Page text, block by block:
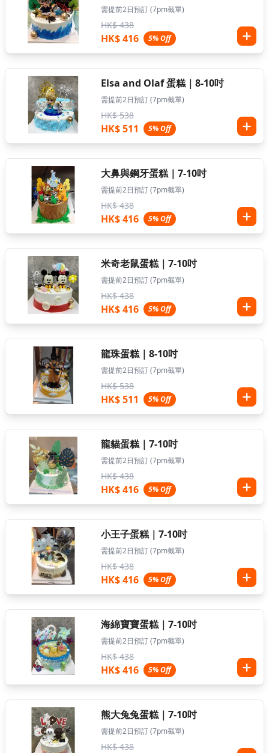
需提前2日預訂 (7pm截單)
HK$ 438
HK$ 416 5% Off
Elsa and Olaf 蛋糕｜8-10吋
需提前2日預訂 (7pm截單)
HK$ 538
HK$ 511 5% Off
大鼻與鋼牙蛋糕｜7-10吋
需提前2日預訂 (7pm截單)
HK$ 438
HK$ 416 5% Off
米奇老鼠蛋糕｜7-10吋
需提前2日預訂 (7pm截單)
HK$ 438
HK$ 416 5% Off
龍珠蛋糕｜8-10吋
需提前2日預訂 (7pm截單)
HK$ 538
HK$ 511 5% Off
龍貓蛋糕｜7-10吋
需提前2日預訂 (7pm截單)
HK$ 438
HK$ 416 5% Off
小王子蛋糕｜7-10吋
需提前2日預訂 (7pm截單)
HK$ 438
HK$ 416 5% Off
海綿寶寶蛋糕｜7-10吋
需提前2日預訂 (7pm截單)
HK$ 438
HK$ 416 5% Off
熊大兔兔蛋糕｜7-10吋
需提前2日預訂 (7pm截單)
HK$ 438